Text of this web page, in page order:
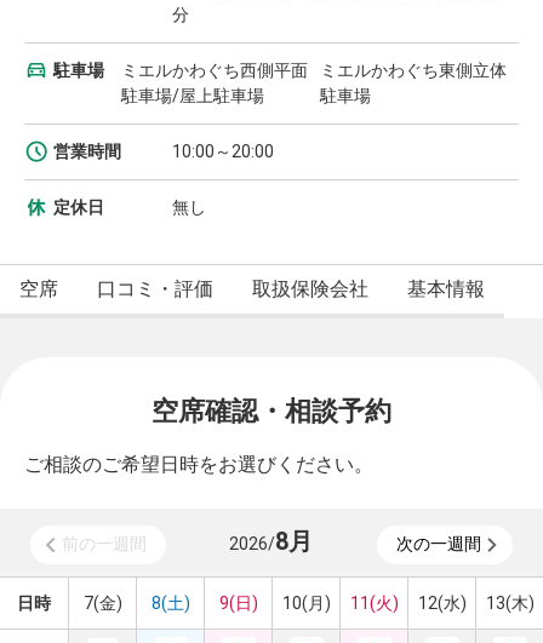
分
駐車場
ミエルかわぐち西側平面
駐車場/屋上駐車場
ミエルかわぐち東側立体
駐車場
営業時間 10:00～20:00
定休日 無し
空席 口コミ・評価 取扱保険会社 基本情報
空席確認・相談予約
ご相談のご希望日時をお選びください。
前の一週間 2026/8月 次の一週間
日時 7(金) 8(土) 9(日) 10(月) 11(火) 12(水) 13(木)